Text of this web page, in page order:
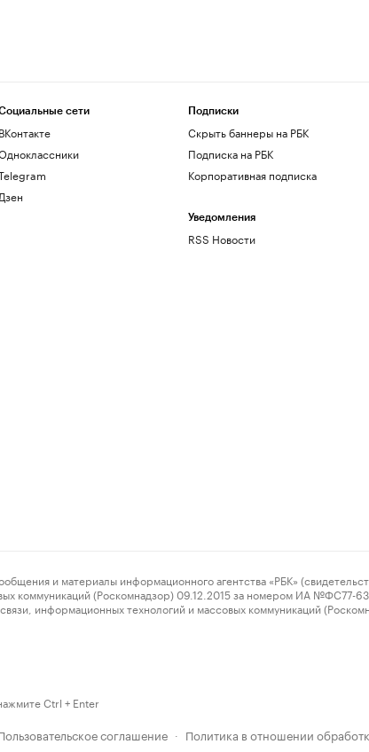
сети
ВКонтакте
Дзен
Подписки
Скрыть баннеры на РБК
Подписка на РБК
Корпоративная подписка
Уведомления
RSS Новости
и материалы информационного агентства «РБК»
коммуникаций (Роскомнадзор) 09.12.2015 за номером ИА №ФС77-
информационных технологий и массовых коммуникаций
Ctrl + Enter
соглашение · Политика в отношении